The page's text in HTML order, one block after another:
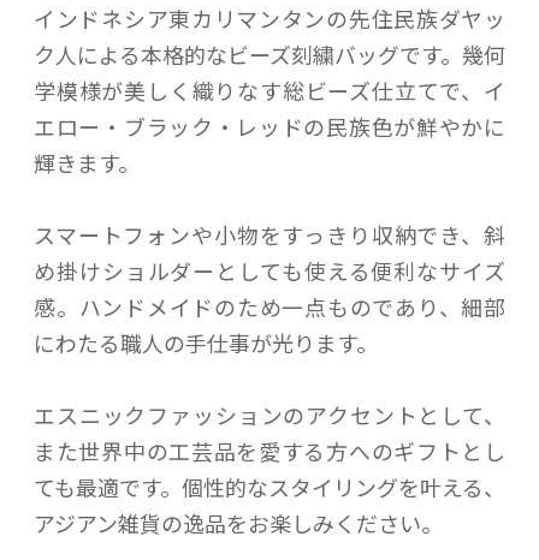
インドネシア東カリマンタンの先住民族ダヤッ
ク人による本格的なビーズ刻繍バッグです。幾何
学模様が美しく織りなす総ビーズ仕立てで、イ
エロー・ブラック・レッドの民族色が鮮やかに
輝きます。
スマートフォンや小物をすっきり収納でき、斜
め掛けショルダーとしても使える便利なサイズ
感。ハンドメイドのため一点ものであり、細部
にわたる職人の手仕事が光ります。
エスニックファッションのアクセントとして、
また世界中の工芸品を愛する方へのギフトとし
ても最適です。個性的なスタイリングを叶える、
アジアン雑貨の逸品をお楽しみください。